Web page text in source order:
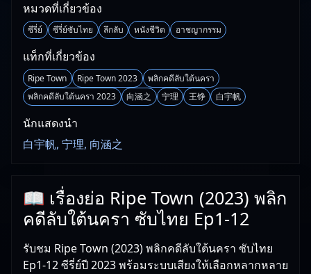
หมวดที่เกี่ยวข้อง
ซีรี่ย์ ซีรี่ย์ซับไทย ลึกลับ หนังชีวิต อาชญากรรม
แท็กที่เกี่ยวข้อง
Ripe Town Ripe Town 2023
พลิกคดีลับใต้นครา
พลิกคดีลับใต้นครา 2023
向涵之 宁理 王铮 白宇帆
นักแสดงนำ
白宇帆, 宁理, 向涵之
📖 เรื่องย่อ Ripe Town (2023) พลิก
คดีลับใต้นครา ซับไทย Ep1-12
รับชม Ripe Town (2023) พลิกคดีลับใต้นครา ซับไทย
Ep1-12 ซีรี่ย์ปี 2023 พร้อมระบบเสียงให้เลือกหลากหลาย